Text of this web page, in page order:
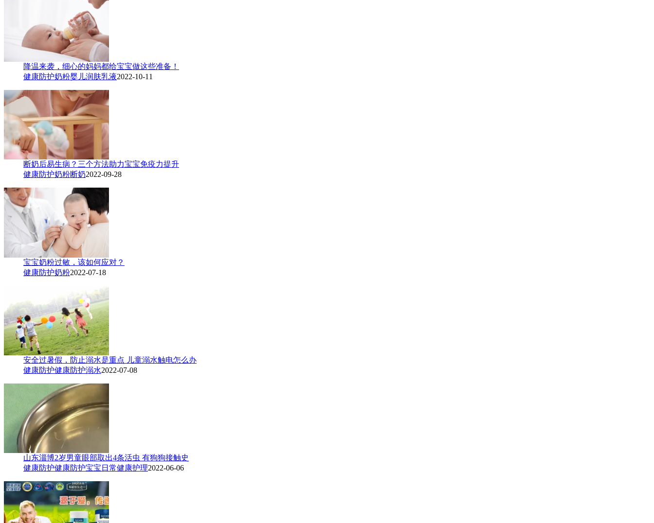
降温来袭，细心的妈妈都给宝宝做这些准备！
健康防护奶粉婴儿润肤乳液2022-10-11
断奶后易生病？三个方法助力宝宝免疫力提升
健康防护奶粉断奶2022-09-28
宝宝奶粉过敏，该如何应对？
健康防护奶粉2022-07-18
安全过暑假，防止溺水是重点 儿童溺水触电怎么办
健康防护健康防护溺水2022-07-08
山东淄博2岁男童眼部取出4条活虫 有狗狗接触史
健康防护健康防护宝宝日常健康护理2022-06-06